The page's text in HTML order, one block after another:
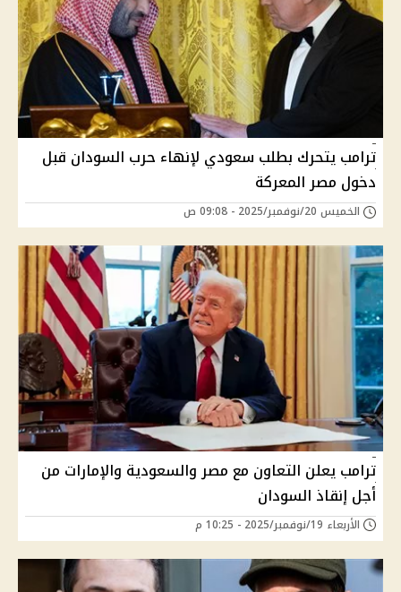
ترامب يتحرك بطلب سعودي لإنهاء حرب السودان قبل
دخول مصر المعركة
الخميس 20/نوفمبر/2025 - 09:08 ص
ترامب يعلن التعاون مع مصر والسعودية والإمارات من
أجل إنقاذ السودان
الأربعاء 19/نوفمبر/2025 - 10:25 م